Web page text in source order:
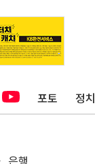
포토 정치
은행